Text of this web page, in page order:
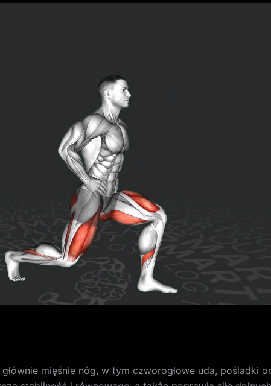
mięśnie nóg, w tym czworogłowe uda, pośladki